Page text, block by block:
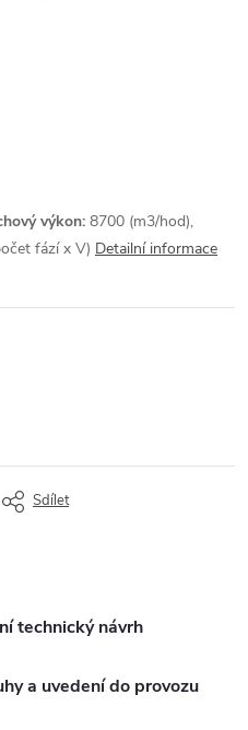
výkon: 8700 (m3/hod),
fází x V) Detailní informace
Sdílet
technický návrh
a uvedení do provozu